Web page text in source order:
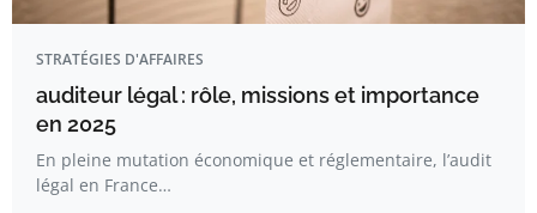
STRATÉGIES D'AFFAIRES
auditeur légal : rôle, missions et importance
en 2025
En pleine mutation économique et réglementaire, l’audit
légal en France…